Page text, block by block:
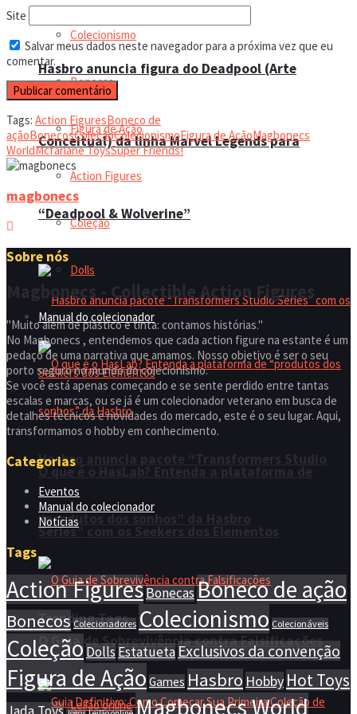
Hasbro anuncia figura do Deadpool (Arte
Conceitual) da linha Marvel Legends para
“Deadpool & Wolverine”
Hasbro anuncia pacote “Transformers Studio
Series” com os Seekers dos Elementos
Trending Tags
Leilão online
Colecionismo
Bonecas
Figura de Ação
Action Figures
Coleção
Dolls
Manual do colecionador
O que é o HasLab? Entenda a plataforma de
“produtos dos sonhos” da Hasbro
O Guia de Sobrevivência contra Falsificações
Site
Salvar meus dados neste navegador para a próxima vez que eu
comentar.
Tags: Action FiguresBoneco de
açãoBonecosColeçãoColecionismoFigura de AçãoMagbonecs
WorldMcfarlane ToysSuper Friends!
magbonecs
Sobre nós
Magbonecs - Collectible Action Figures
"Muito além de plástico e tinta: contamos histórias."
No Magbonecs , entendemos que cada action figure na estante é um
pedaço de uma narrativa que amamos. Nosso objetivo é ser o seu
porto seguro no mundo do colecionismo.
Se você está apenas começando e se sente perdido entre tantas
escalas e marcas, ou se já é um colecionador veterano em busca de
detalhes técnicos e novidades do mercado, este é o seu lugar. Aqui,
transformamos o hobby em conhecimento.
Categorias
Eventos
Manual do colecionador
Notícias
Tags
Action FiguresBonecasBoneco de ação
Bonecos Colecionadores Colecionismo Colecionáveis
Coleção Dolls Estatueta Exclusivos da convenção
Figura de Ação Games Hasbro Hobby Hot Toys
Magbonecs World